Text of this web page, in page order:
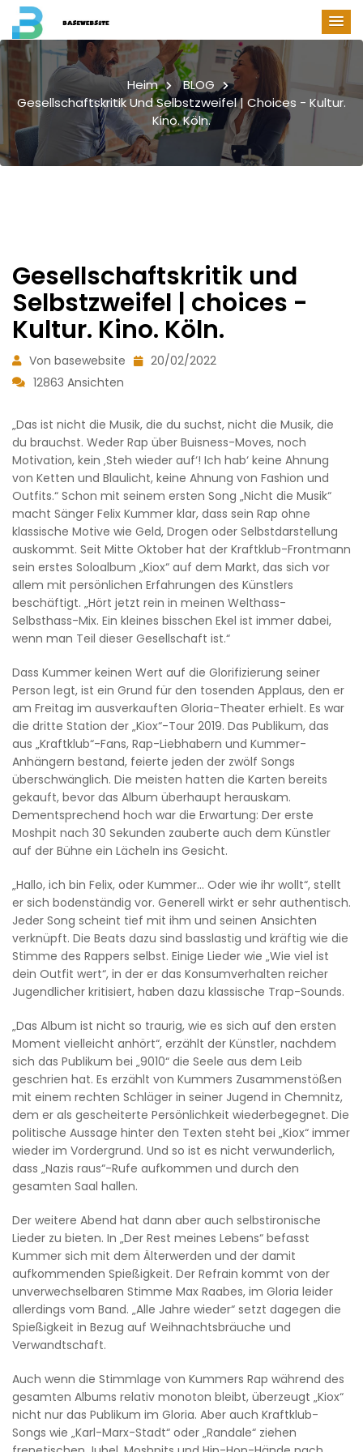
Heim
BLOG
Gesellschaftskritik Und Selbstzweifel | Choices - Kultur.
Kino. Köln.
Gesellschaftskritik und
Selbstzweifel | choices -
Kultur. Kino. Köln.
Von basewebsite
20/02/2022
12863 Ansichten
„Das ist nicht die Musik, die du suchst, nicht die Musik, die
du brauchst. Weder Rap über Buisness-Moves, noch
Motivation, kein ‚Steh wieder auf‘! Ich hab‘ keine Ahnung
von Ketten und Blaulicht, keine Ahnung von Fashion und
Outfits.“ Schon mit seinem ersten Song „Nicht die Musik“
macht Sänger Felix Kummer klar, dass sein Rap ohne
klassische Motive wie Geld, Drogen oder Selbstdarstellung
auskommt. Seit Mitte Oktober hat der Kraftklub-Frontmann
sein erstes Soloalbum „Kiox“ auf dem Markt, das sich vor
allem mit persönlichen Erfahrungen des Künstlers
beschäftigt. „Hört jetzt rein in meinen Welthass-
Selbsthass-Mix. Ein kleines bisschen Ekel ist immer dabei,
wenn man Teil dieser Gesellschaft ist.“
Dass Kummer keinen Wert auf die Glorifizierung seiner
Person legt, ist ein Grund für den tosenden Applaus, den er
am Freitag im ausverkauften Gloria-Theater erhielt. Es war
die dritte Station der „Kiox“-Tour 2019. Das Publikum, das
aus „Kraftklub“-Fans, Rap-Liebhabern und Kummer-
Anhängern bestand, feierte jeden der zwölf Songs
überschwänglich. Die meisten hatten die Karten bereits
gekauft, bevor das Album überhaupt herauskam.
Dementsprechend hoch war die Erwartung: Der erste
Moshpit nach 30 Sekunden zauberte auch dem Künstler
auf der Bühne ein Lächeln ins Gesicht.
„Hallo, ich bin Felix, oder Kummer... Oder wie ihr wollt“, stellt
er sich bodenständig vor. Generell wirkt er sehr authentisch.
Jeder Song scheint tief mit ihm und seinen Ansichten
verknüpft. Die Beats dazu sind basslastig und kräftig wie die
Stimme des Rappers selbst. Einige Lieder wie „Wie viel ist
dein Outfit wert“, in der er das Konsumverhalten reicher
Jugendlicher kritisiert, haben dazu klassische Trap-Sounds.
„Das Album ist nicht so traurig, wie es sich auf den ersten
Moment vielleicht anhört“, erzählt der Künstler, nachdem
sich das Publikum bei „9010“ die Seele aus dem Leib
geschrien hat. Es erzählt von Kummers Zusammenstößen
mit einem rechten Schläger in seiner Jugend in Chemnitz,
dem er als gescheiterte Persönlichkeit wiederbegegnet. Die
politische Aussage hinter den Texten steht bei „Kiox“ immer
wieder im Vordergrund. Und so ist es nicht verwunderlich,
dass „Nazis raus“-Rufe aufkommen und durch den
gesamten Saal hallen.
Der weitere Abend hat dann aber auch selbstironische
Lieder zu bieten. In „Der Rest meines Lebens“ befasst
Kummer sich mit dem Älterwerden und der damit
aufkommenden Spießigkeit. Der Refrain kommt von der
unverwechselbaren Stimme Max Raabes, im Gloria leider
allerdings vom Band. „Alle Jahre wieder“ setzt dagegen die
Spießigkeit in Bezug auf Weihnachtsbräuche und
Verwandtschaft.
Auch wenn die Stimmlage von Kummers Rap während des
gesamten Albums relativ monoton bleibt, überzeugt „Kiox“
nicht nur das Publikum im Gloria. Aber auch Kraftklub-
Songs wie „Karl-Marx-Stadt“ oder „Randale“ ziehen